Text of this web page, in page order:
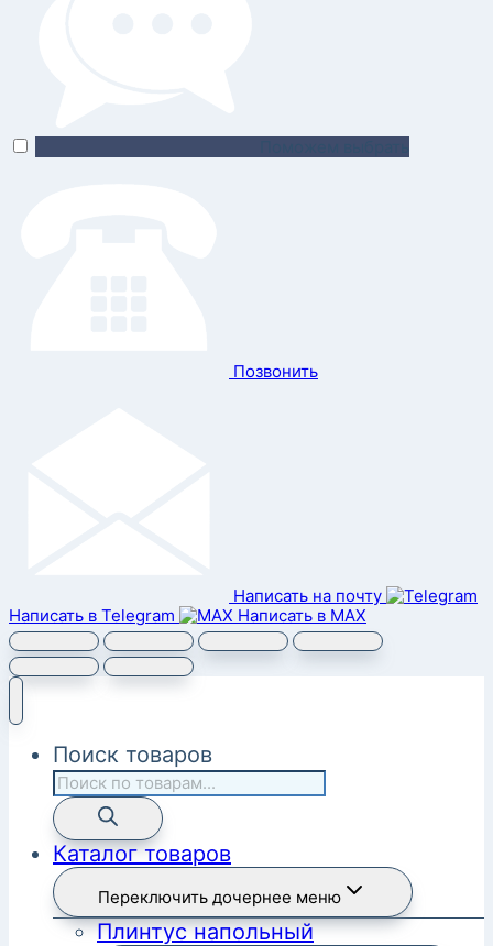
Позвонить
Написать на почту
Написать в Telegram
Написать в MAX
Поиск товаров
Каталог товаров
Переключить дочернее меню
Плинтус напольный